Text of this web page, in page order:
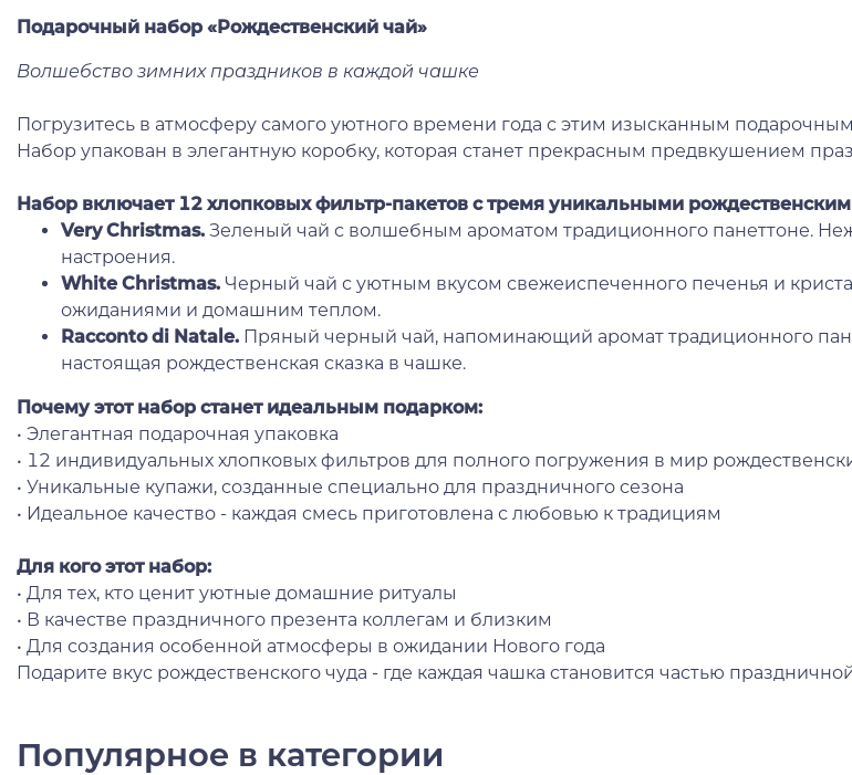
Подарочный набор «Рождественский чай»
Волшебство зимних праздников в каждой чашке
Погрузитесь в атмосферу самого уютного времени года с этим изысканным
Набор упакован в элегантную коробку, которая станет прекрасным предвкушением
Набор включает 12 хлопковых фильтр-пакетов с тремя уникальными
Very Christmas. Зеленый чай с волшебным ароматом традиционного панеттоне.
настроения.
White Christmas. Черный чай с уютным вкусом свежеиспеченного печенья и
ожиданиями и домашним теплом.
Racconto di Natale. Пряный черный чай, напоминающий аромат традиционного
настоящая рождественская сказка в чашке.
Почему этот набор станет идеальным подарком:
• Элегантная подарочная упаковка
• 12 индивидуальных хлопковых фильтров для полного погружения в мир
• Уникальные купажи, созданные специально для праздничного сезона
• Идеальное качество - каждая смесь приготовлена с любовью к традициям
Для кого этот набор:
• Для тех, кто ценит уютные домашние ритуалы
• В качестве праздничного презента коллегам и близким
• Для создания особенной атмосферы в ожидании Нового года
Подарите вкус рождественского чуда - где каждая чашка становится частью
Популярное в категории